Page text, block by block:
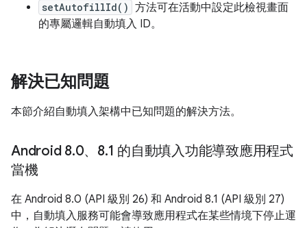
setAutofillId() 方法可在活動中設定此檢視畫面
的專屬邏輯自動填入 ID。
解決已知問題
本節介紹自動填入架構中已知問題的解決方法。
Android 8.0、8.1 的自動填入功能導致應用程式
當機
在 Android 8.0 (API 級別 26) 和 Android 8.1 (API 級別 27)
中，自動填入服務可能會導致應用程式在某些情境下停止運